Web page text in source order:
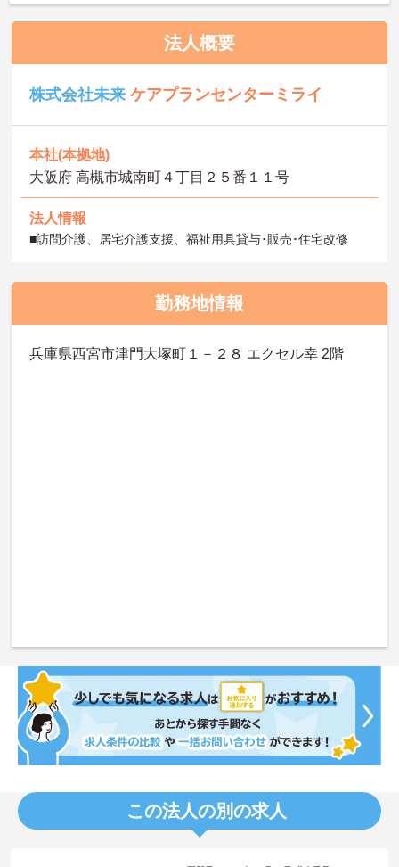
法人概要
株式会社未来ケアプランセンターミライ
本社(本拠地)
大阪府 高槻市城南町４丁目２５番１１号
法人情報
■訪問介護、居宅介護支援、福祉用具貸与･販売･住宅改修
勤務地情報
兵庫県西宮市津門大塚町１－２８ エクセル幸 2階
この法人の別の求人